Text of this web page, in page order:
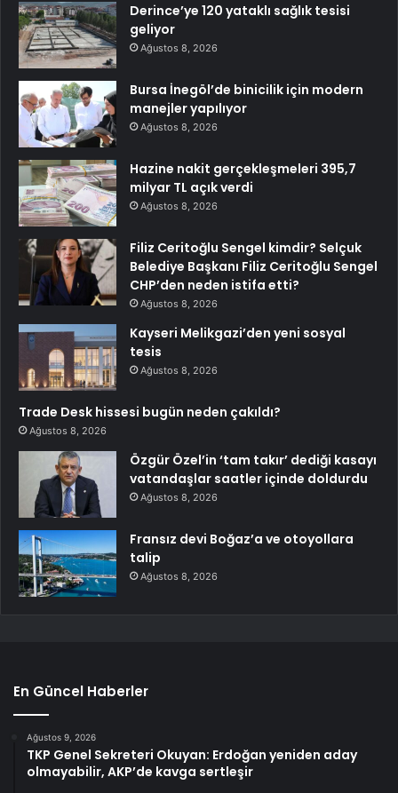
Derince’ye 120 yataklı sağlık tesisi
geliyor
Ağustos 8, 2026
Bursa İnegöl’de binicilik için modern
manejler yapılıyor
Ağustos 8, 2026
Hazine nakit gerçekleşmeleri 395,7
milyar TL açık verdi
Ağustos 8, 2026
Filiz Ceritoğlu Sengel kimdir? Selçuk
Belediye Başkanı Filiz Ceritoğlu Sengel
CHP’den neden istifa etti?
Ağustos 8, 2026
Kayseri Melikgazi’den yeni sosyal
tesis
Ağustos 8, 2026
Trade Desk hissesi bugün neden çakıldı?
Ağustos 8, 2026
Özgür Özel’in ‘tam takır’ dediği kasayı
vatandaşlar saatler içinde doldurdu
Ağustos 8, 2026
Fransız devi Boğaz’a ve otoyollara
talip
Ağustos 8, 2026
En Güncel Haberler
Ağustos 9, 2026
TKP Genel Sekreteri Okuyan: Erdoğan yeniden aday
olmayabilir, AKP’de kavga sertleşir